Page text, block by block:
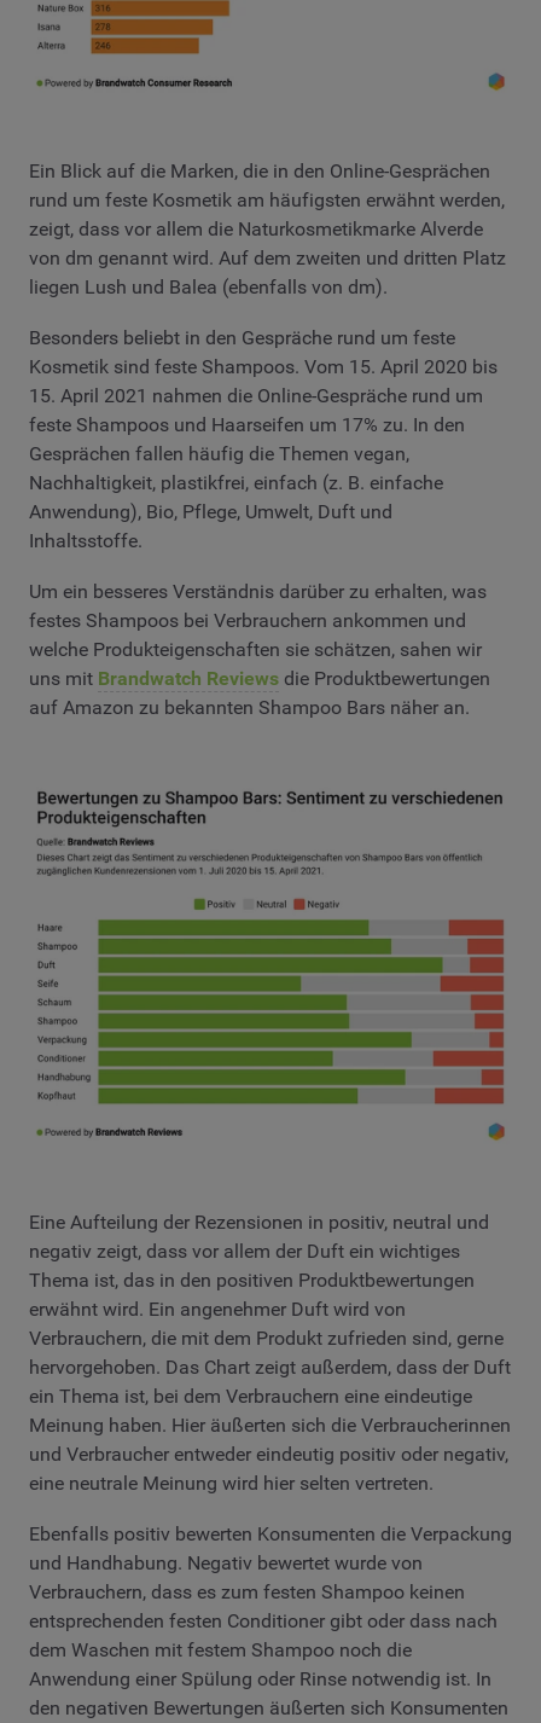
Ein Blick auf die Marken, die in den Online-Gesprächen
rund um feste Kosmetik am häufigsten erwähnt werden,
zeigt, dass vor allem die Naturkosmetikmarke Alverde
von dm genannt wird. Auf dem zweiten und dritten Platz
liegen Lush und Balea (ebenfalls von dm).
Besonders beliebt in den Gespräche rund um feste
Kosmetik sind feste Shampoos. Vom 15. April 2020 bis
15. April 2021 nahmen die Online-Gespräche rund um
feste Shampoos und Haarseifen um 17% zu. In den
Gesprächen fallen häufig die Themen vegan,
Nachhaltigkeit, plastikfrei, einfach (z. B. einfache
Anwendung), Bio, Pflege, Umwelt, Duft und
Inhaltsstoffe.
Um ein besseres Verständnis darüber zu erhalten, was
festes Shampoos bei Verbrauchern ankommen und
welche Produkteigenschaften sie schätzen, sahen wir
uns mit Brandwatch Reviews die Produktbewertungen
auf Amazon zu bekannten Shampoo Bars näher an.
Eine Aufteilung der Rezensionen in positiv, neutral und
negativ zeigt, dass vor allem der Duft ein wichtiges
Thema ist, das in den positiven Produktbewertungen
erwähnt wird. Ein angenehmer Duft wird von
Verbrauchern, die mit dem Produkt zufrieden sind, gerne
hervorgehoben. Das Chart zeigt außerdem, dass der Duft
ein Thema ist, bei dem Verbrauchern eine eindeutige
Meinung haben. Hier äußerten sich die Verbraucherinnen
und Verbraucher entweder eindeutig positiv oder negativ,
eine neutrale Meinung wird hier selten vertreten.
Ebenfalls positiv bewerten Konsumenten die Verpackung
und Handhabung. Negativ bewertet wurde von
Verbrauchern, dass es zum festen Shampoo keinen
entsprechenden festen Conditioner gibt oder dass nach
dem Waschen mit festem Shampoo noch die
Anwendung einer Spülung oder Rinse notwendig ist. In
den negativen Bewertungen äußerten sich Konsumenten